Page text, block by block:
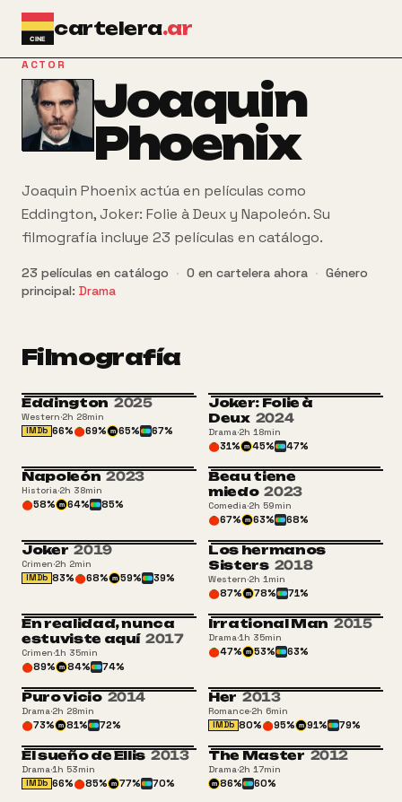
Ir al contenido principal
cartelera.ar
ACTOR
Joaquin
Phoenix
Joaquin Phoenix actúa en películas como
Eddington, Joker: Folie à Deux y Napoleón. Su
filmografía incluye 23 películas en catálogo.
23 películas en catálogo · 0 en cartelera ahora · Género
principal: Drama
Filmografía
Eddington 2025
Western·2h 28min
IMDb 66% 69% m 65% 67%
Joker: Folie à
Deux 2024
Drama·2h 18min
31% m 45% 47%
Napoleón 2023
Historia·2h 38min
58% m 64% 85%
Beau tiene
miedo 2023
Comedia·2h 59min
67% m 63% 68%
Joker 2019
Crimen·2h 2min
IMDb 83% 68% m 59% 39%
Los hermanos
Sisters 2018
Western·2h 1min
87% m 78% 71%
En realidad, nunca
estuviste aquí 2017
Crimen·1h 35min
89% m 84% 74%
+16
Irrational Man 2015
Drama·1h 35min
47% m 53% 63%
Puro vicio 2014
Drama·2h 28min
73% m 81% 72%
Her 2013
Romance·2h 6min
IMDb 80% 95% m 91% 79%
+16
El sueño de Ellis 2013
Drama·1h 53min
IMDb 66% 85% m 77% 70%
The Master 2012
Drama·2h 17min
m 86% 60%